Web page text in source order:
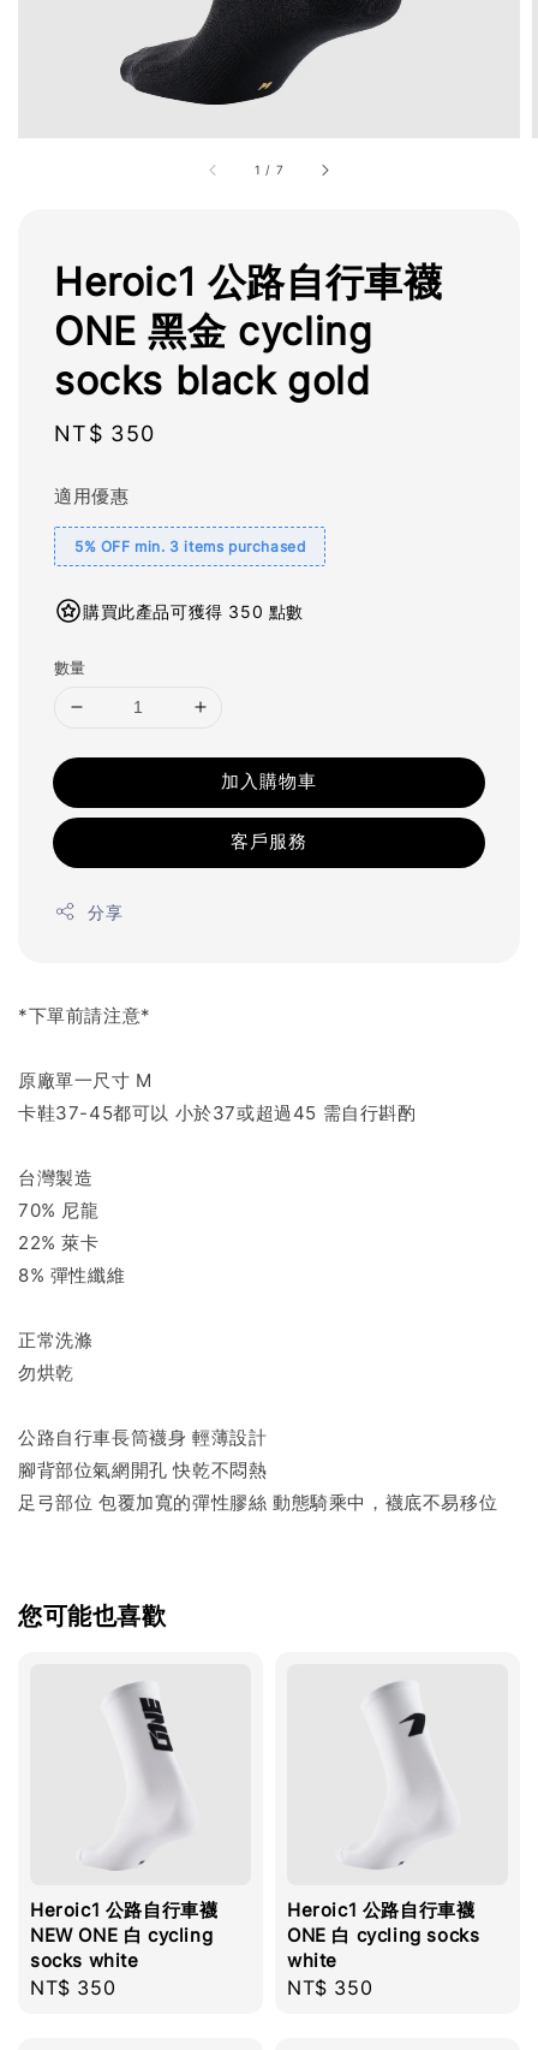
1 / 7
Heroic1 公路自行車襪
ONE 黑金 cycling
socks black gold
Regular
NT$ 350
適用優惠
5% OFF min. 3 items purchased
購買此產品可獲得 350 點數
數量
加入購物車
客戶服務
分享
*下單前請注意*
原廠單一尺寸 M
卡鞋37-45都可以 小於37或超過45 需自行斟酌
台灣製造
70% 尼龍
22% 萊卡
8% 彈性纖維
正常洗滌
勿烘乾
公路自行車長筒襪身 輕薄設計
腳背部位氣網開孔 快乾不悶熱
足弓部位 包覆加寬的彈性膠絲 動態騎乘中，襪底不易移位
您可能也喜歡
Heroic1 公路自行車襪
NEW ONE 白 cycling
socks white
Regular
NT$ 350
Heroic1 公路自行車襪
ONE 白 cycling socks
white
Regular
NT$ 350